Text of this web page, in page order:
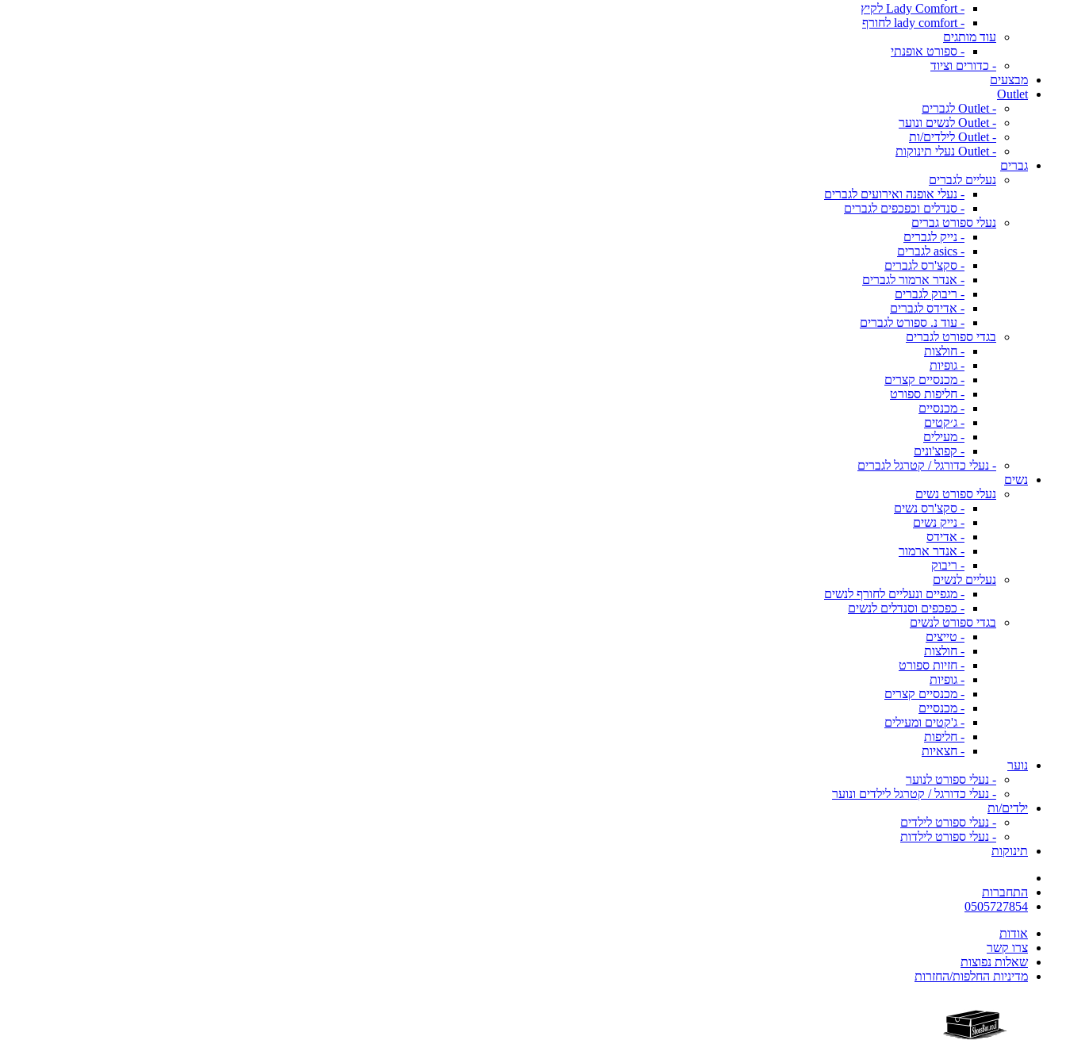
- Lady Comfort לקיץ
- lady comfort לחורף
עוד מותגים
- ספורט אופנתי
- כדורים וציוד
מבצעים
Outlet
- Outlet לגברים
- Outlet לנשים ונוער
- Outlet לילדים/ות
- Outlet נעלי תינוקות
גברים
נעליים לגברים
- נעלי אופנה ואירועים לגברים
- סנדלים וכפכפים לגברים
נעלי ספורט גברים
- נייק לגברים
- asics לגברים
- סקצ'רס לגברים
- אנדר ארמור לגברים
- ריבוק לגברים
- אדידס לגברים
- עוד נ. ספורט לגברים
בגדי ספורט לגברים
- חולצות
- גופיות
- מכנסיים קצרים
- חליפות ספורט
- מכנסיים
- ג׳קטים
- מעילים
- קפוצ'ונים
- נעלי כדורגל / קטרגל לגברים
נשים
נעלי ספורט נשים
- סקצ'רס נשים
- נייק נשים
- אדידס
- אנדר ארמור
- ריבוק
נעליים לנשים
- מגפיים ונעליים לחורף לנשים
- כפכפים וסנדלים לנשים
בגדי ספורט לנשים
- טייצים
- חולצות
- חזיות ספורט
- גופיות
- מכנסיים קצרים
- מכנסיים
- ג'קטים ומעילים
- חליפות
- חצאיות
נוער
- נעלי ספורט לנוער
- נעלי כדורגל / קטרגל לילדים ונוער
ילדים/ות
- נעלי ספורט לילדים
- נעלי ספורט לילדות
תינוקות
התחברות
0505727854
אודות
צרו קשר
שאלות נפוצות
מדיניות החלפות/החזרות